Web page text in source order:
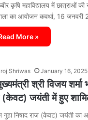
कृषि महाविद्यालय में छात्राओं
का आयोजन कवर्धा, 16
More »
Shriwas January 16, 2025
श्री विजय शर्मा
(केवट) जयंती में हुए
गुहा निषाद राज (केवट) जयंती का